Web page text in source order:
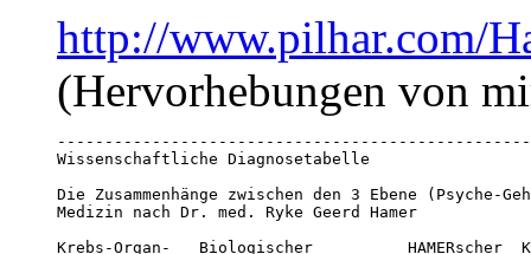
http://www.pilhar.com/
(Hervorhebungen von
Wissenschaftliche Diagnosetabelle
Die Zusammenhänge zwischen den 3 Ebene (Psyche-
Medizin nach Dr. med. Ryke Geerd Hamer
Krebs-Organ-   Biologischer